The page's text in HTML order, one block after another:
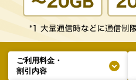
ご利用料金・
割引内容